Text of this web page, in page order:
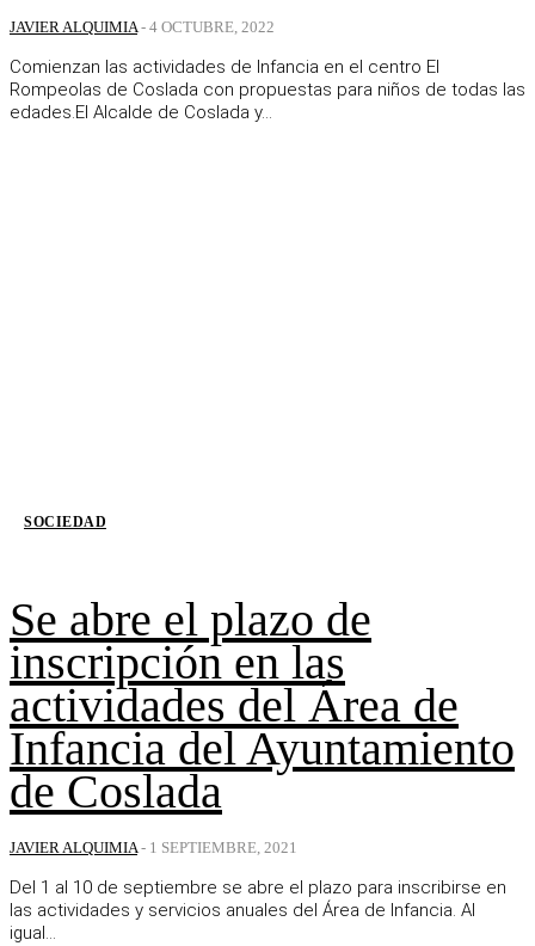
JAVIER ALQUIMIA - 4 OCTUBRE, 2022
Comienzan las actividades de Infancia en el centro El
Rompeolas de Coslada con propuestas para niños de todas las
edades.El Alcalde de Coslada y...
SOCIEDAD
Se abre el plazo de
inscripción en las
actividades del Área de
Infancia del Ayuntamiento
de Coslada
JAVIER ALQUIMIA - 1 SEPTIEMBRE, 2021
Del 1 al 10 de septiembre se abre el plazo para inscribirse en
las actividades y servicios anuales del Área de Infancia. Al
igual...